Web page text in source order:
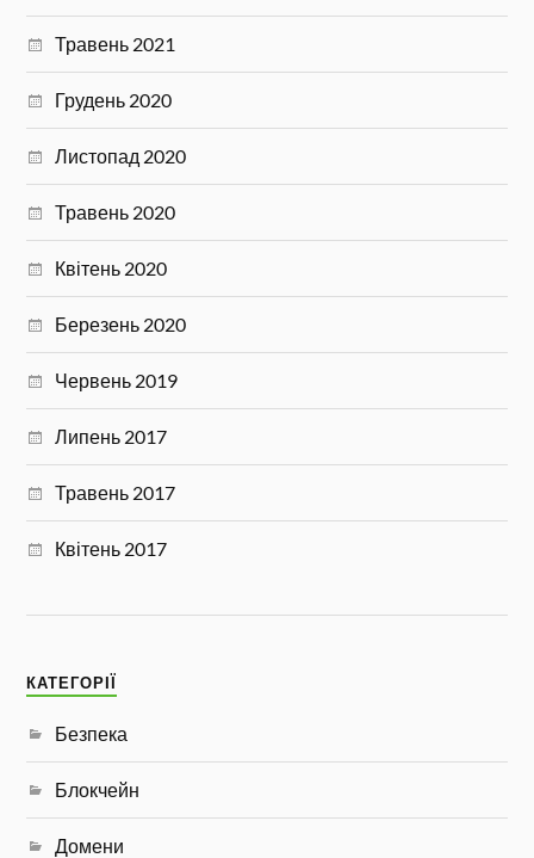
Травень 2021
Грудень 2020
Листопад 2020
Травень 2020
Квітень 2020
Березень 2020
Червень 2019
Липень 2017
Травень 2017
Квітень 2017
КАТЕГОРІЇ
Безпека
Блокчейн
Домени